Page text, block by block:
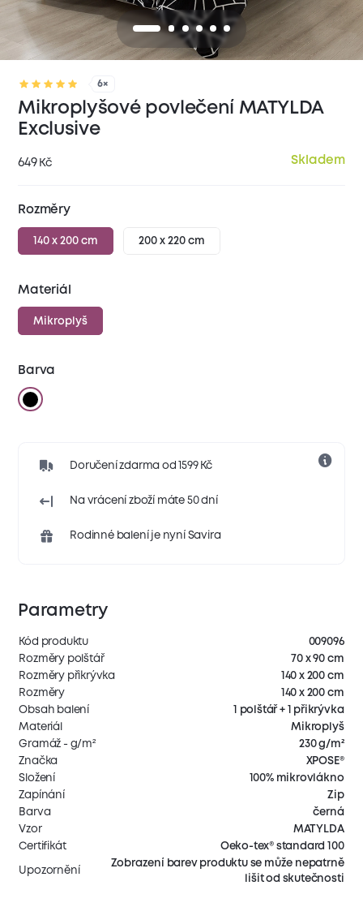
6×
Mikroplyšové povlečení MATYLDA
Exclusive
649 Kč Skladem
Rozměry
140 x 200 cm 200 x 220 cm
Materiál
Mikroplyš
Barva
Doručení zdarma od 1599 Kč
Na vrácení zboží máte 50 dní
Rodinné balení je nyní Savira
Parametry
Kód produktu
009096
Rozměry polštář
70 x 90 cm
Rozměry přikrývka
140 x 200 cm
Rozměry
140 x 200 cm
Obsah balení
1 polštář + 1 přikrývka
Materiál
Mikroplyš
Gramáž - g/m²
230 g/m²
Značka
XPOSE®
Složení
100% mikrovlákno
Zapínání
Zip
Barva
černá
Vzor
MATYLDA
Certifikát
Oeko-tex® standard 100
Upozornění
Zobrazení barev produktu se může nepatrně
lišit od skutečnosti